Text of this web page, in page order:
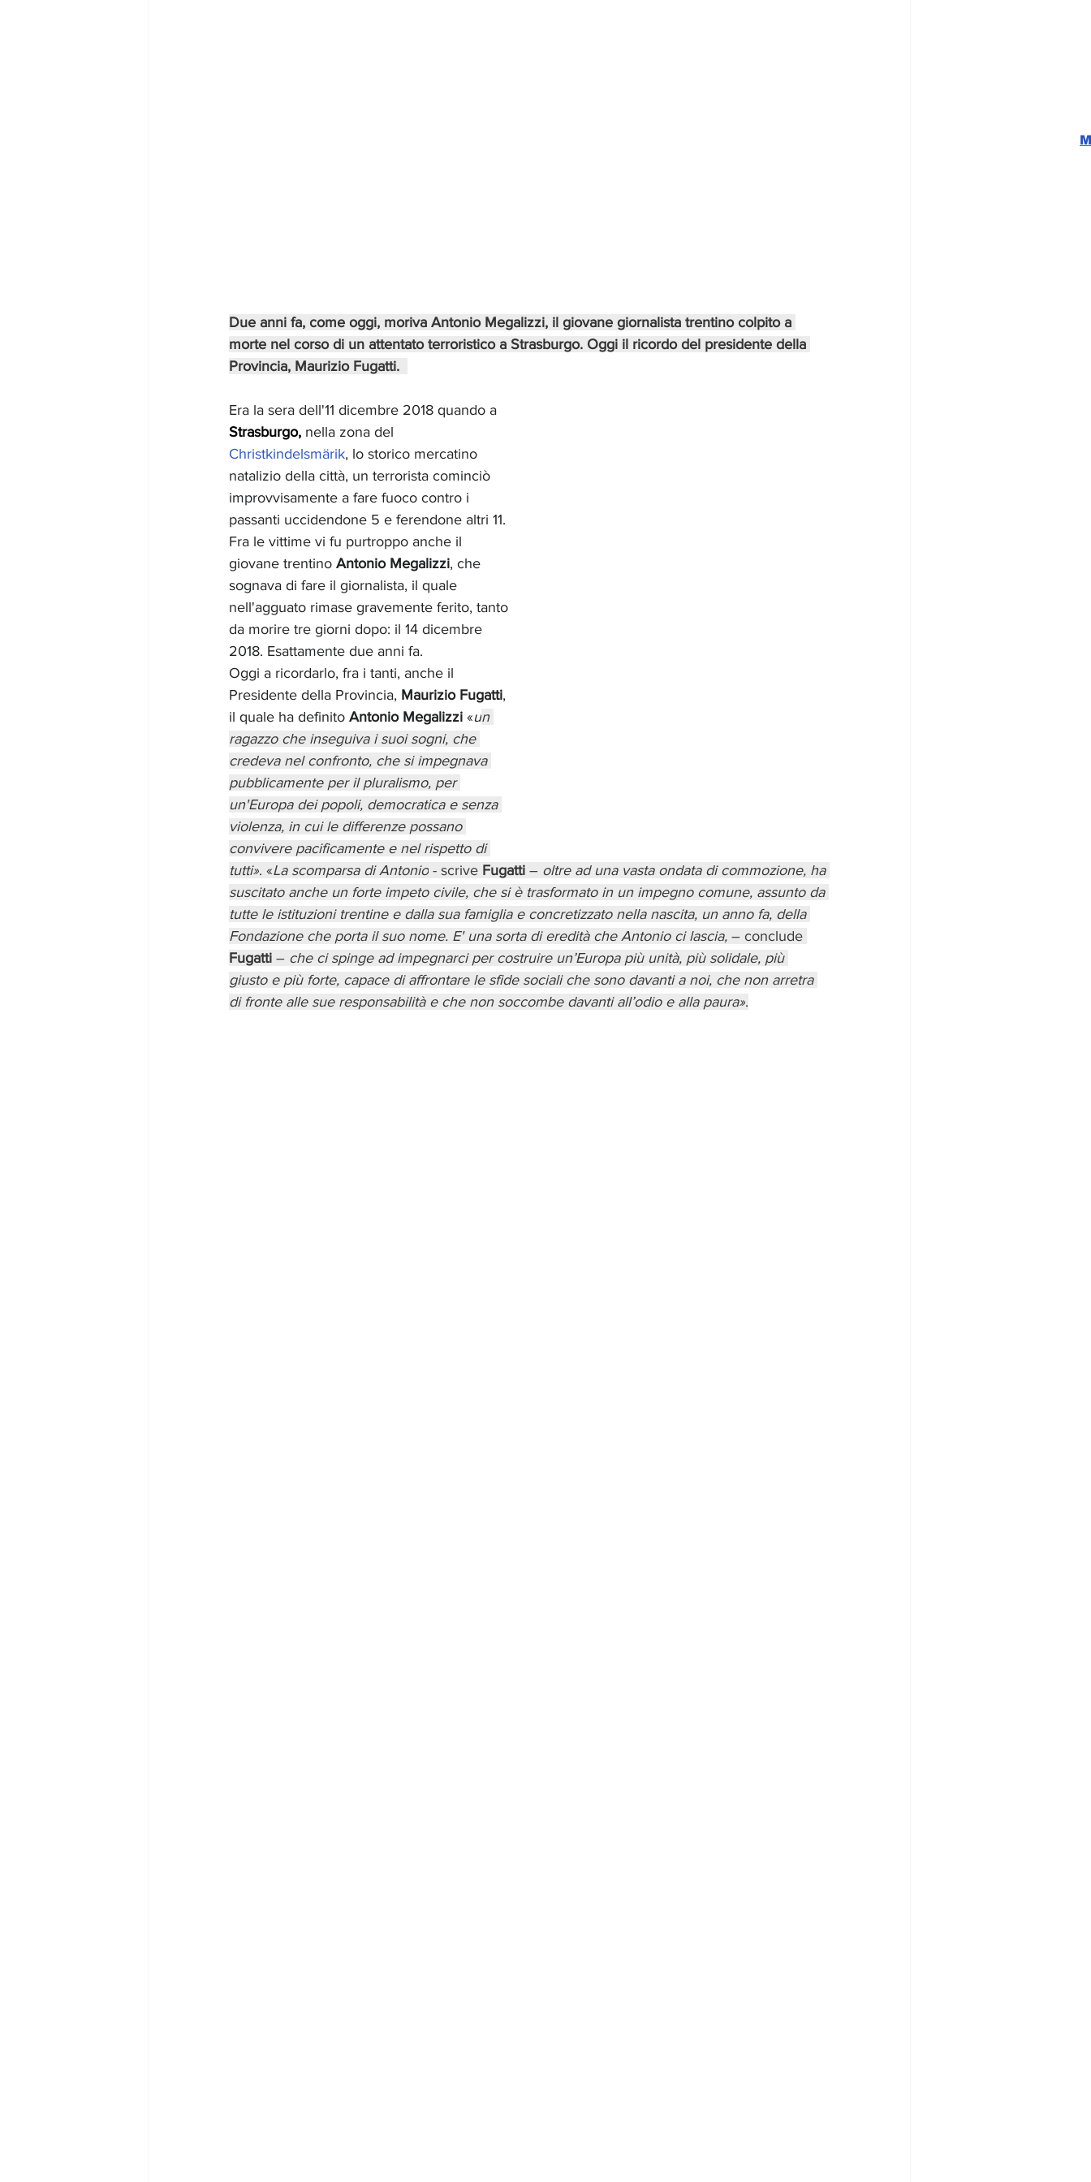
Due anni fa, come oggi, moriva Antonio Megalizzi, il giovane giornalista trentino colpito a
morte nel corso di un attentato terroristico a Strasburgo. Oggi il ricordo del presidente della
Provincia, Maurizio Fugatti.
Era la sera dell'11 dicembre 2018 quando a
Strasburgo, nella zona del
Christkindelsmärik, lo storico mercatino
natalizio della città, un terrorista cominciò
improvvisamente a fare fuoco contro i
passanti uccidendone 5 e ferendone altri 11.
Fra le vittime vi fu purtroppo anche il
giovane trentino Antonio Megalizzi, che
sognava di fare il giornalista, il quale
nell'agguato rimase gravemente ferito, tanto
da morire tre giorni dopo: il 14 dicembre
2018. Esattamente due anni fa.
Oggi a ricordarlo, fra i tanti, anche il
Presidente della Provincia, Maurizio Fugatti,
il quale ha definito Antonio Megalizzi «un
ragazzo che inseguiva i suoi sogni, che
credeva nel confronto, che si impegnava
pubblicamente per il pluralismo, per
un'Europa dei popoli, democratica e senza
violenza, in cui le differenze possano
convivere pacificamente e nel rispetto di
tutti». «La scomparsa di Antonio - scrive Fugatti – oltre ad una vasta ondata di commozione, ha
suscitato anche un forte impeto civile, che si è trasformato in un impegno comune, assunto da
tutte le istituzioni trentine e dalla sua famiglia e concretizzato nella nascita, un anno fa, della
Fondazione che porta il suo nome. E' una sorta di eredità che Antonio ci lascia, – conclude
Fugatti – che ci spinge ad impegnarci per costruire un’Europa più unità, più solidale, più
giusto e più forte, capace di affrontare le sfide sociali che sono davanti a noi, che non arretra
di fronte alle sue responsabilità e che non soccombe davanti all’odio e alla paura».